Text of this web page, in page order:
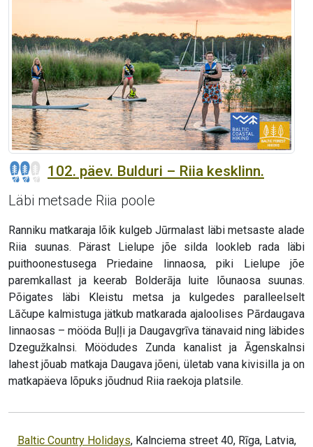
102. päev. Bulduri – Riia kesklinn.
Läbi metsade Riia poole
Ranniku matkaraja lõik kulgeb Jūrmalast läbi metsaste alade
Riia suunas. Pärast Lielupe jõe silda lookleb rada läbi
puithoonestusega Priedaine linnaosa, piki Lielupe jõe
paremkallast ja keerab Bolderāja luite lõunaosa suunas.
Põigates läbi Kleistu metsa ja kulgedes paralleelselt
Lāčupe kalmistuga jätkub matkarada ajaloolises Pārdaugava
linnaosas – mööda Buļļi ja Daugavgrīva tänavaid ning läbides
Dzegužkalnsi. Möödudes Zunda kanalist ja Āgenskalnsi
lahest jõuab matkaja Daugava jõeni, ületab vana kivisilla ja on
matkapäeva lõpuks jõudnud Riia raekoja platsile.
Baltic Country Holidays, Kalnciema street 40, Rīga, Latvia,